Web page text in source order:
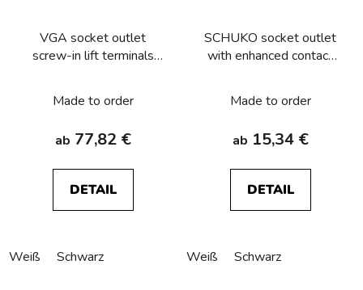
VGA socket outlet
screw-in lift terminals
Made to order
ab 77,82 €
DETAIL
Weiß Schwarz
SCHUKO socket outlet
with enhanced contact
Made to order
ab 15,34 €
DETAIL
Weiß Schwarz